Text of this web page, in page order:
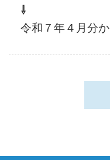
⇩
令和７年４月分